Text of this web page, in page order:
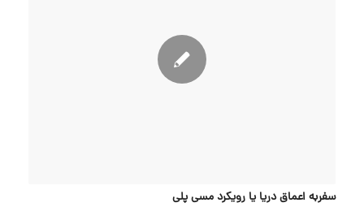
سفربه اعماق دریا یا رویکرد مسی پلی